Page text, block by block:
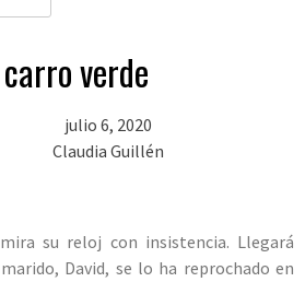
verde
julio 6, 2020
Claudia Guillén
su reloj con insistencia. Llegará
David, se lo ha reprochado en